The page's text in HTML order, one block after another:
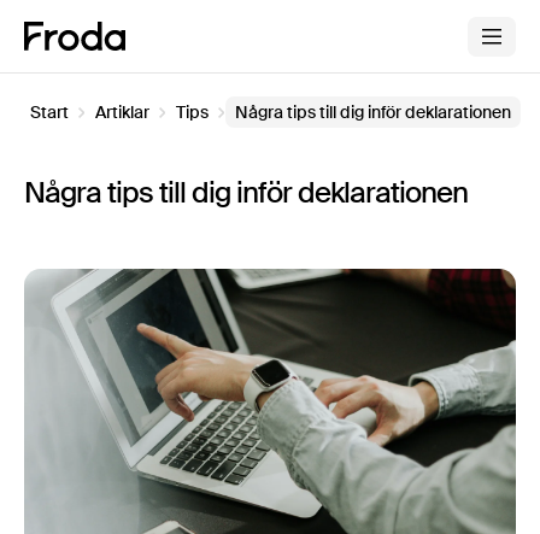
Start Artiklar Tips Några tips till dig inför deklarationen
Några tips till dig inför deklarationen